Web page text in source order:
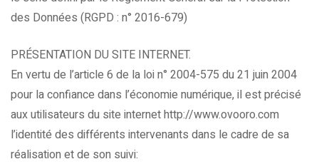
des Données (RGPD : n° 2016-679)
PRÉSENTATION DU SITE INTERNET.
En vertu de l’article 6 de la loi n° 2004-575 du 21 juin 2004
pour la confiance dans l’économie numérique, il est précisé
aux utilisateurs du site internet http://www.ovooro.com
l’identité des différents intervenants dans le cadre de sa
réalisation et de son suivi: